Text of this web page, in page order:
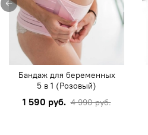
Бандаж для беременных
5 в 1 (Розовый)
1 590 руб. 4 990 руб.